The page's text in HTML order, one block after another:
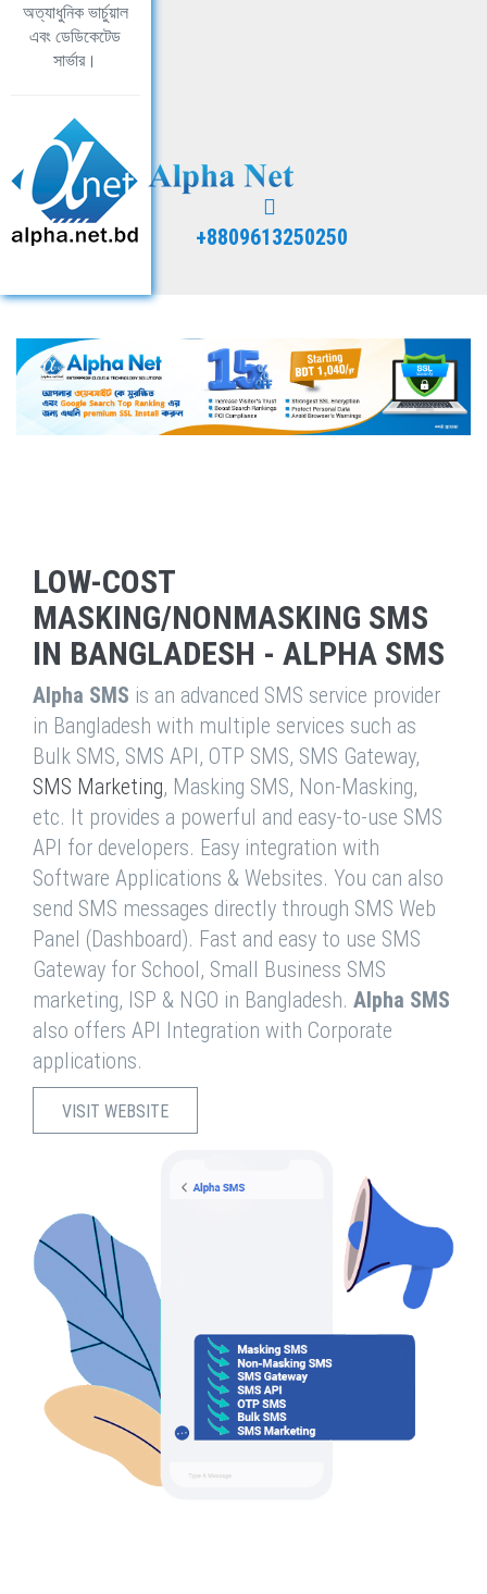
অত্যাধুনিক ভার্চুয়াল
এবং ডেডিকেটেড
সার্ভার।
+8809613250250
LOW-COST
MASKING/NONMASKING SMS
IN BANGLADESH - ALPHA SMS
Alpha SMS is an advanced SMS service provider
in Bangladesh with multiple services such as
Bulk SMS, SMS API, OTP SMS, SMS Gateway,
SMS Marketing, Masking SMS, Non-Masking,
etc. It provides a powerful and easy-to-use SMS
API for developers. Easy integration with
Software Applications & Websites. You can also
send SMS messages directly through SMS Web
Panel (Dashboard). Fast and easy to use SMS
Gateway for School, Small Business SMS
marketing, ISP & NGO in Bangladesh. Alpha SMS
also offers API Integration with Corporate
applications.
VISIT WEBSITE